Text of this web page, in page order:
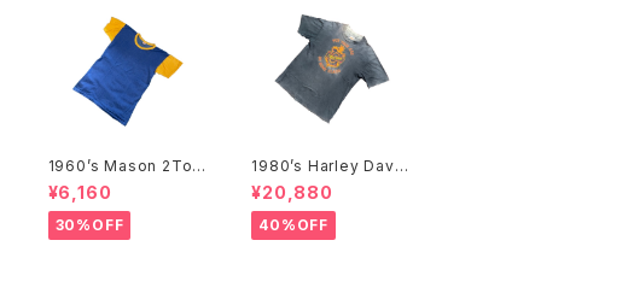
1960’s Mason 2Ton
e T-Shirts -1960年
代 メイソン 2トーンTシ
ャツ-
¥6,160
30%OFF
1980’s Harley David
son T-Shirts -1980
年代 ハーレー・ダビッド
ソン Tシャツ-
¥20,880
40%OFF